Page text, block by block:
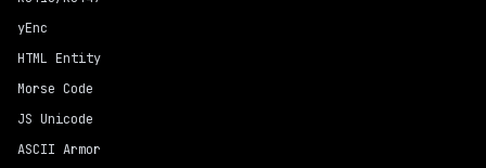
yEnc
HTML Entity
Morse Code
JS Unicode
ASCII Armor